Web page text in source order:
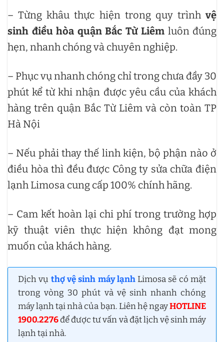
– Từng khâu thực hiện trong quy trình vệ
sinh điều hòa quận Bắc Từ Liêm luôn đúng
hẹn, nhanh chóng và chuyên nghiệp.
– Phục vụ nhanh chóng chỉ trong chưa đầy 30
phút kể từ khi nhận được yêu cầu của khách
hàng trên quận Bắc Từ Liêm và còn toàn TP
Hà Nội
– Nếu phải thay thế linh kiện, bộ phận nào ở
điều hòa thì đều được Công ty sửa chữa điện
lạnh Limosa cung cấp 100% chính hãng.
– Cam kết hoàn lại chi phí trong trường hợp
kỹ thuật viên thực hiện không đạt mong
muốn của khách hàng.
Dịch vụ thợ vệ sinh máy lạnhLimosa sẽ có mặt
trong vòng 30 phút và vệ sinh nhanh chóng
máy lạnh tại nhà của bạn. Liên hệ ngayHOTLINE
1900.2276để được tư vấn và đặt lịch vệ sinh máy
lạnh tại nhà.